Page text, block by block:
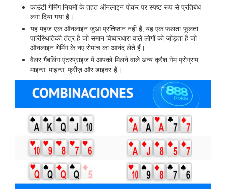
काउंटी गेमिंग नियमों के तहत ऑनलाइन पोकर पर स्पष्ट रूप से प्रतिबंध
लगा दिया गया है।
यह महज एक ऑनलाइन जुआ प्रतिष्ठान नहीं है; यह एक फलता-फूलता
पारिस्थितिकी तंत्र है जो समान विचारधारा वाले लोगों को जोड़ता है जो
ऑनलाइन गेमिंग के नए रोमांच का आनंद लेते हैं।
वैलर गैंबलिंग एंटरप्राइज में आपको मिलने वाले अन्य क्रैश गेम प्रोग्राम-
माइन्स, माइन्स, फ्रीज़ और डाइवर हैं।